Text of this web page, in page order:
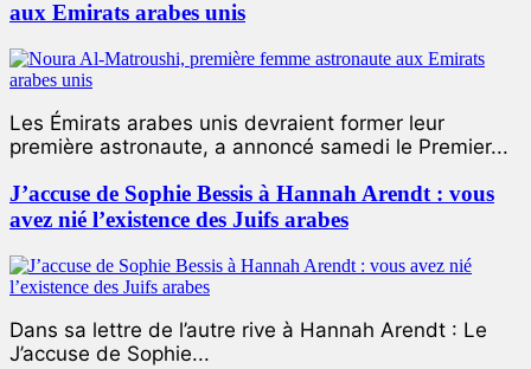
aux Emirats arabes unis
Les Émirats arabes unis devraient former leur
première astronaute, a annoncé samedi le Premier...
J’accuse de Sophie Bessis à Hannah Arendt : vous
avez nié l’existence des Juifs arabes
Dans sa lettre de l’autre rive à Hannah Arendt : Le
J’accuse de Sophie...